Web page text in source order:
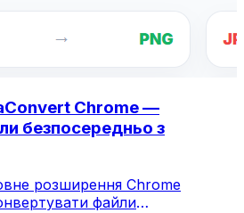
Chrome —
безпосередньо з
розширення Chrome
файли